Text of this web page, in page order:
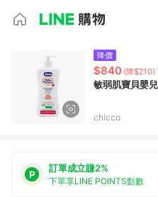
降價
$840 (降$210)
敏弱肌寶貝嬰
chicco
訂單成立賺2%
下單享LINE POINTS點數